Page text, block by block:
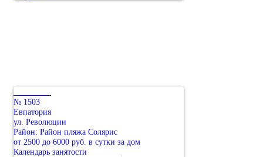
№ 1503
Евпатория
ул. Революции
Район: Район пляжа Солярис
от 2500 до 6000 руб. в сутки за дом
Календарь занятости